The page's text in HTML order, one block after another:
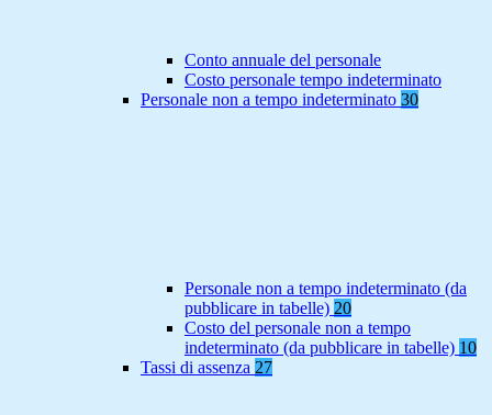
Conto annuale del personale
Costo personale tempo indeterminato
Personale non a tempo indeterminato 30
Personale non a tempo indeterminato (da
pubblicare in tabelle) 20
Costo del personale non a tempo
indeterminato (da pubblicare in tabelle) 10
Tassi di assenza 27